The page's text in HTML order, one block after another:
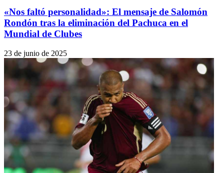
«Nos faltó personalidad»: El mensaje de Salomón
Rondón tras la eliminación del Pachuca en el
Mundial de Clubes
23 de junio de 2025